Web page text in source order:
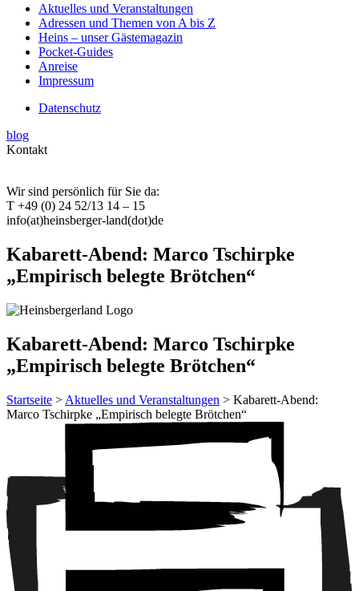
Aktuelles und Veranstaltungen
Adressen und Themen von A bis Z
Heins – unser Gästemagazin
Pocket-Guides
Anreise
Impressum
Datenschutz
blog
Kontakt
Wir sind persönlich für Sie da:
T +49 (0) 24 52/13 14 – 15
info(at)heinsberger-land(dot)de
Kabarett-Abend: Marco Tschirpke
„Empirisch belegte Brötchen“
Kabarett-Abend: Marco Tschirpke
„Empirisch belegte Brötchen“
Startseite > Aktuelles und Veranstaltungen > Kabarett-Abend:
Marco Tschirpke „Empirisch belegte Brötchen“